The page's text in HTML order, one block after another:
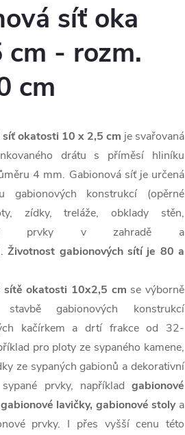
síť oka
cm - rozm.
cm
síť okatosti 10 x 2,5 cm je svařovaná
drátu s příměsí hliníku
4 mm. Gabionová síť je určená
gabionových konstrukcí (opěrné
zídky, treláže, obklady stěn,
prvky v zahradě a
Životnost gabionových sítí je 80 a
sítě okatosti 10x2,5 cm se výborně
gabionových konstrukcí
kačírkem a drtí frakce od 32-
pro ploty ze sypaného kamene,
ze sypaných gabionů a dekorativní
prvky, například gabionové
lavičky, gabionové stolya
prvky. I přes vyšší cenu této